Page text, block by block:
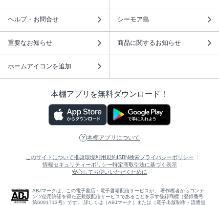
ヘルプ・お問合せ シーモア島
重要なお知らせ 商品に関するお知らせ
ホームアイコンを追加
本棚アプリを無料ダウンロード！
本棚アプリについて
このサイトについて推奨環境利用規約ISBN検索プライバシーポリシー
情報セキュリティーポリシー特定商取引法に基づく表示
安心してお使いいただくために
ABJマークは、この電子書店・電子書籍配信サービスが、 著作権者からコンテ
ンツ使用許諾を得た正規版配信サービスであることを示す登録商標（登録番号
第6091713号）です。 詳しくは［ABJマーク］または［電子出版制作・流通協